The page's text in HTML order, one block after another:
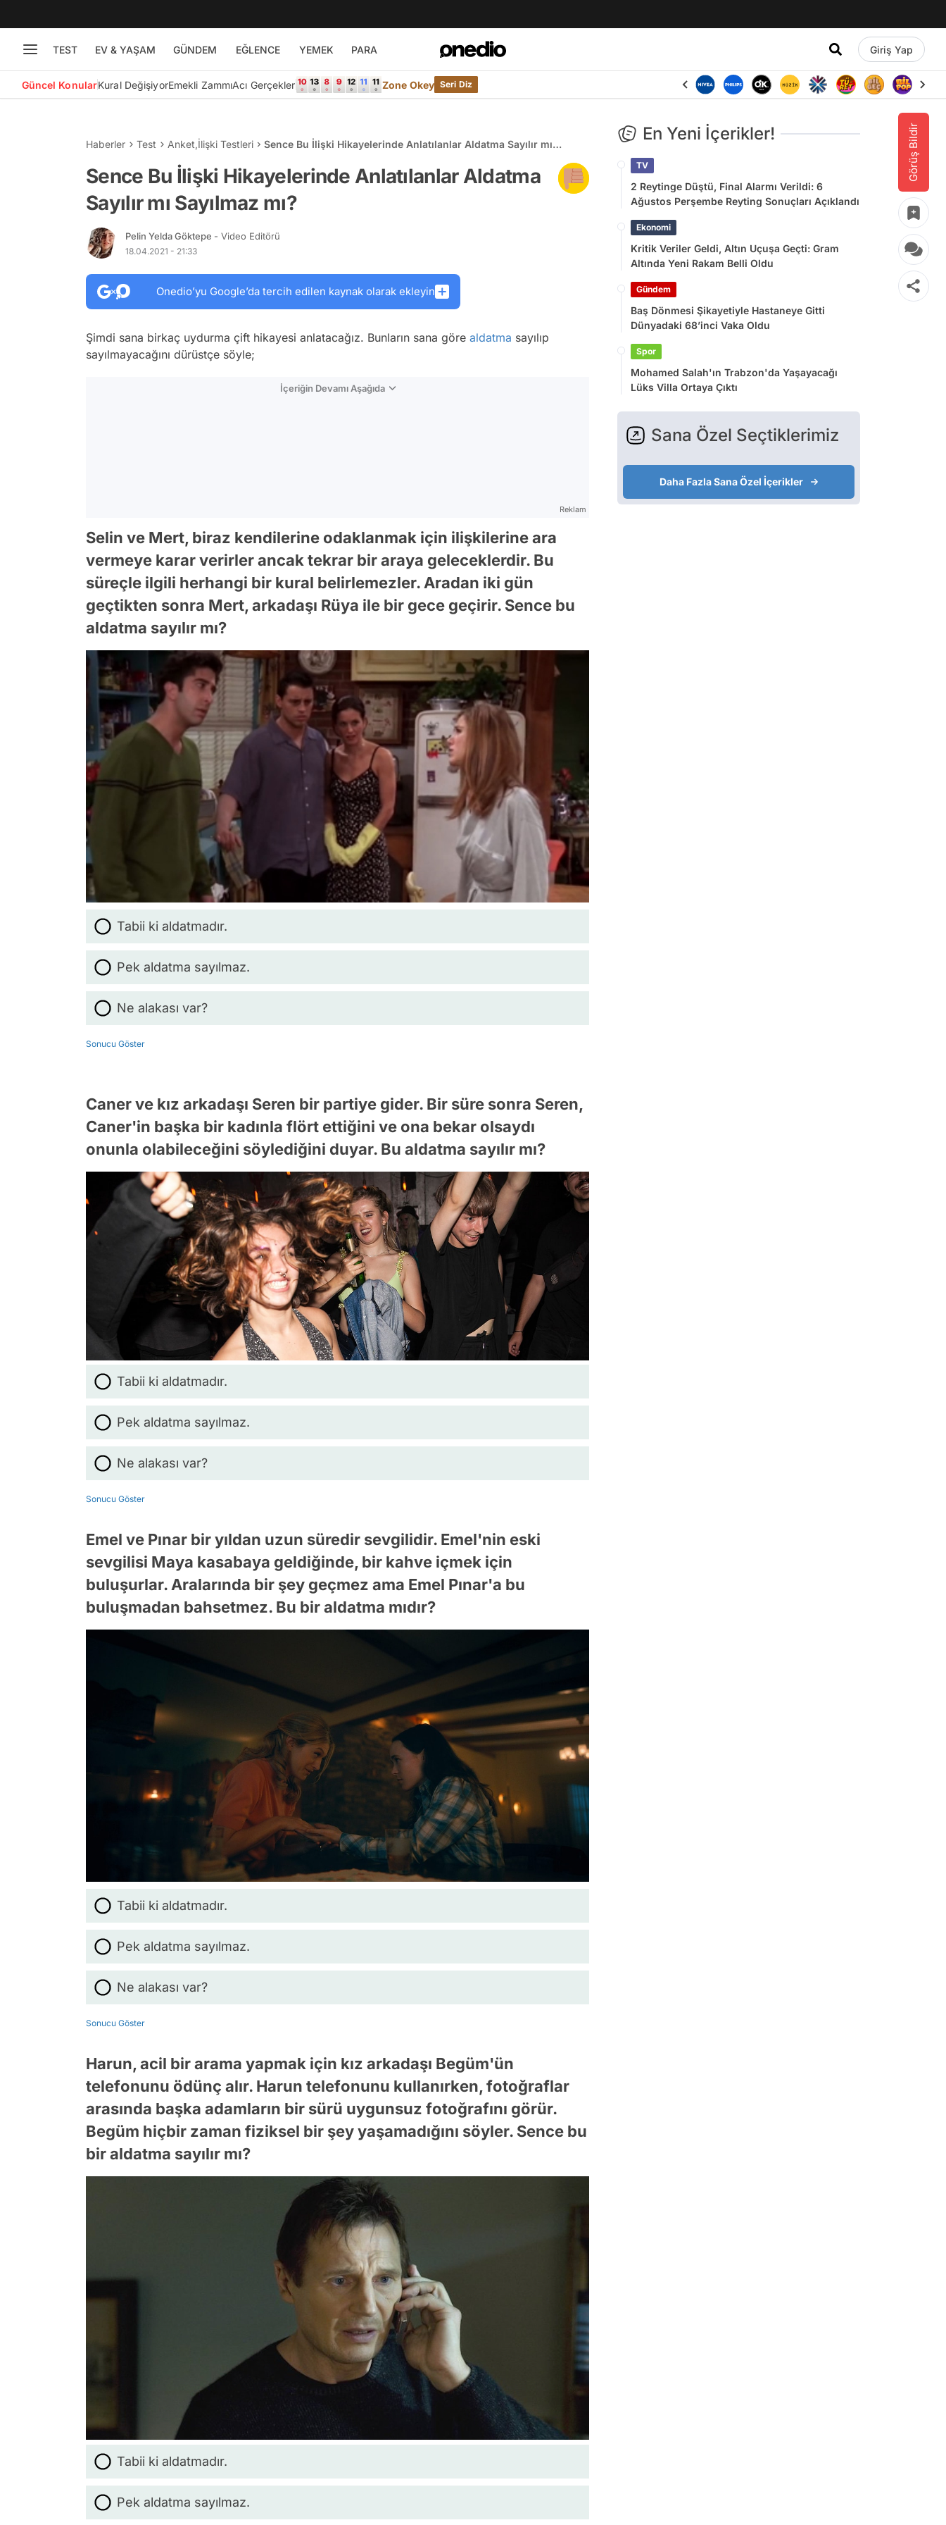
TEST EV & YAŞAM GÜNDEM EĞLENCE YEMEK PARA Giriş Yap
Güncel KonularKural DeğişiyorEmekli ZammıAcı Gerçekler Zone Okey Seri Diz
Görüş Bildir
Haberler Test Anket,İlişki Testleri
Sence Bu İlişki Hikayelerinde Anlatılanlar Aldatma Sayılır mı
Sence Bu İlişki Hikayelerinde Anlatılanlar Aldatma
Sayılır mı Sayılmaz mı?
Pelin Yelda Göktepe - Video Editörü
18.04.2021 - 21:33
Onedio’yu Google’da tercih edilen kaynak olarak ekleyin
Şimdi sana birkaç uydurma çift hikayesi anlatacağız. Bunların sana göre aldatma sayılıp
sayılmayacağını dürüstçe söyle;
İçeriğin Devamı Aşağıda
Reklam
Selin ve Mert, biraz kendilerine odaklanmak için ilişkilerine ara
vermeye karar verirler ancak tekrar bir araya geleceklerdir. Bu
süreçle ilgili herhangi bir kural belirlemezler. Aradan iki gün
geçtikten sonra Mert, arkadaşı Rüya ile bir gece geçirir. Sence bu
aldatma sayılır mı?
Tabii ki aldatmadır.
Pek aldatma sayılmaz.
Ne alakası var?
Sonucu Göster
Caner ve kız arkadaşı Seren bir partiye gider. Bir süre sonra Seren,
Caner'in başka bir kadınla flört ettiğini ve ona bekar olsaydı
onunla olabileceğini söylediğini duyar. Bu aldatma sayılır mı?
Tabii ki aldatmadır.
Pek aldatma sayılmaz.
Ne alakası var?
Sonucu Göster
Emel ve Pınar bir yıldan uzun süredir sevgilidir. Emel'nin eski
sevgilisi Maya kasabaya geldiğinde, bir kahve içmek için
buluşurlar. Aralarında bir şey geçmez ama Emel Pınar'a bu
buluşmadan bahsetmez. Bu bir aldatma mıdır?
Tabii ki aldatmadır.
Pek aldatma sayılmaz.
Ne alakası var?
Sonucu Göster
Harun, acil bir arama yapmak için kız arkadaşı Begüm'ün
telefonunu ödünç alır. Harun telefonunu kullanırken, fotoğraflar
arasında başka adamların bir sürü uygunsuz fotoğrafını görür.
Begüm hiçbir zaman fiziksel bir şey yaşamadığını söyler. Sence bu
bir aldatma sayılır mı?
Tabii ki aldatmadır.
Pek aldatma sayılmaz.
En Yeni İçerikler!
TV
2 Reytinge Düştü, Final Alarmı Verildi: 6
Ağustos Perşembe Reyting Sonuçları Açıklandı
Ekonomi
Kritik Veriler Geldi, Altın Uçuşa Geçti: Gram
Altında Yeni Rakam Belli Oldu
Gündem
Baş Dönmesi Şikayetiyle Hastaneye Gitti
Dünyadaki 68’inci Vaka Oldu
Spor
Mohamed Salah'ın Trabzon'da Yaşayacağı
Lüks Villa Ortaya Çıktı
Sana Özel Seçtiklerimiz
Daha Fazla Sana Özel İçerikler